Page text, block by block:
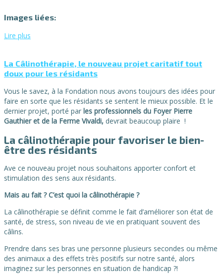
Images liées:
Lire plus
La Câlinothérapie, le nouveau projet caritatif tout
doux pour les résidants
Vous le savez, à la Fondation nous avons toujours des idées pour
faire en sorte que les résidants se sentent le mieux possible. Et le
dernier projet, porté par les professionnels du Foyer Pierre
Gauthier et de la Ferme Vivaldi, devrait beaucoup plaire !
La câlinothérapie pour favoriser le bien-
être des résidants
Ave ce nouveau projet nous souhaitons apporter confort et
stimulation des sens aux résidants.
Mais au fait ? C’est quoi la câlinothérapie ?
La câlinothérapie se définit comme le fait d’améliorer son état de
santé, de stress, son niveau de vie en pratiquant souvent des
câlins.
Prendre dans ses bras une personne plusieurs secondes ou même
des animaux a des effets très positifs sur notre santé, alors
imaginez sur les personnes en situation de handicap ?!